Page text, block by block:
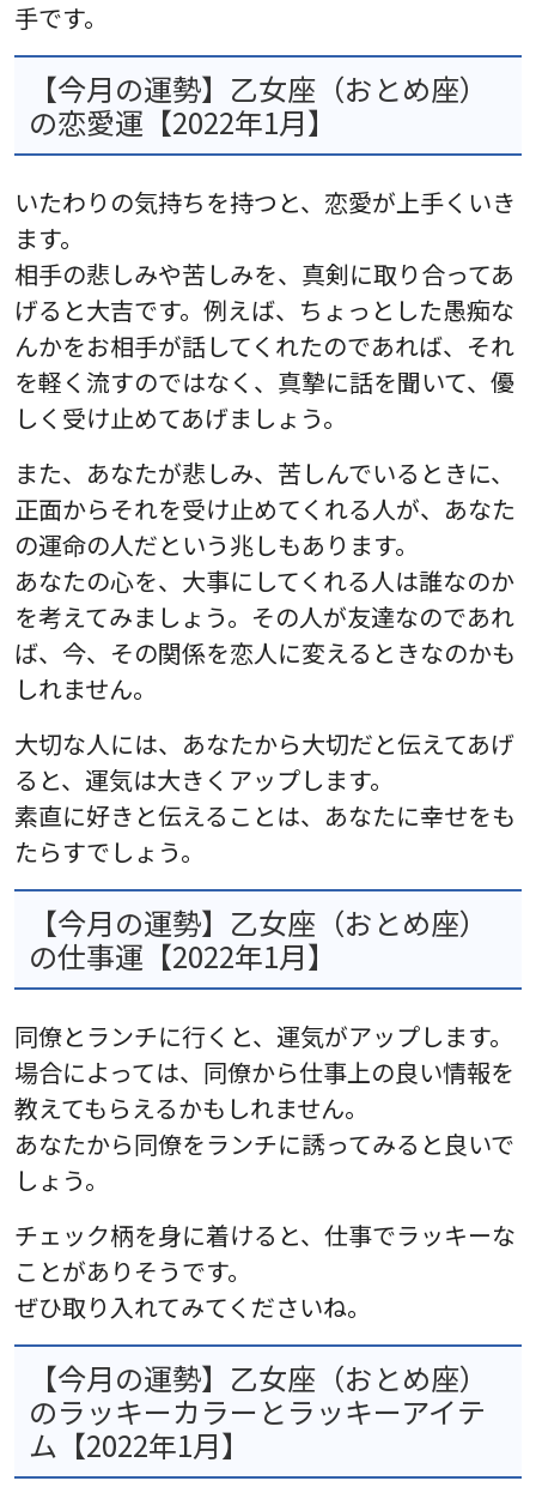
手です。
【今月の運勢】乙女座（おとめ座）
の恋愛運【2022年1月】
いたわりの気持ちを持つと、恋愛が上手くいき
ます。
相手の悲しみや苦しみを、真剣に取り合ってあ
げると大吉です。例えば、ちょっとした愚痴な
んかをお相手が話してくれたのであれば、それ
を軽く流すのではなく、真摯に話を聞いて、優
しく受け止めてあげましょう。
また、あなたが悲しみ、苦しんでいるときに、
正面からそれを受け止めてくれる人が、あなた
の運命の人だという兆しもあります。
あなたの心を、大事にしてくれる人は誰なのか
を考えてみましょう。その人が友達なのであれ
ば、今、その関係を恋人に変えるときなのかも
しれません。
大切な人には、あなたから大切だと伝えてあげ
ると、運気は大きくアップします。
素直に好きと伝えることは、あなたに幸せをも
たらすでしょう。
【今月の運勢】乙女座（おとめ座）
の仕事運【2022年1月】
同僚とランチに行くと、運気がアップします。
場合によっては、同僚から仕事上の良い情報を
教えてもらえるかもしれません。
あなたから同僚をランチに誘ってみると良いで
しょう。
チェック柄を身に着けると、仕事でラッキーな
ことがありそうです。
ぜひ取り入れてみてくださいね。
【今月の運勢】乙女座（おとめ座）
のラッキーカラーとラッキーアイテ
ム【2022年1月】